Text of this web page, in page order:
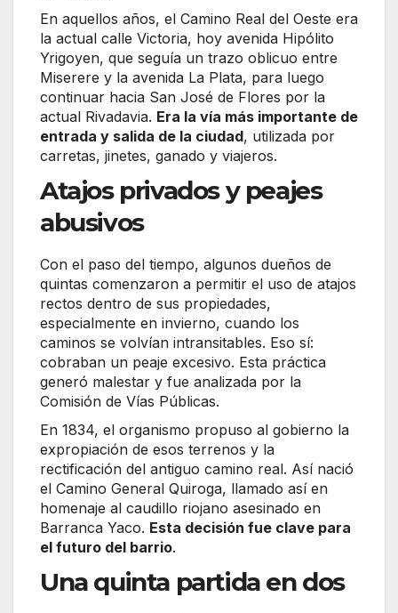
En aquellos años, el Camino Real del Oeste era
la actual calle Victoria, hoy avenida Hipólito
Yrigoyen, que seguía un trazo oblicuo entre
Miserere y la avenida La Plata, para luego
continuar hacia San José de Flores por la
actual Rivadavia. Era la vía más importante de
entrada y salida de la ciudad, utilizada por
carretas, jinetes, ganado y viajeros.
Atajos privados y peajes
abusivos
Con el paso del tiempo, algunos dueños de
quintas comenzaron a permitir el uso de atajos
rectos dentro de sus propiedades,
especialmente en invierno, cuando los
caminos se volvían intransitables. Eso sí:
cobraban un peaje excesivo. Esta práctica
generó malestar y fue analizada por la
Comisión de Vías Públicas.
En 1834, el organismo propuso al gobierno la
expropiación de esos terrenos y la
rectificación del antiguo camino real. Así nació
el Camino General Quiroga, llamado así en
homenaje al caudillo riojano asesinado en
Barranca Yaco. Esta decisión fue clave para
el futuro del barrio.
Una quinta partida en dos